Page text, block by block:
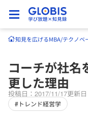
知見を広げるMBA/テクノベ
コーチが社名
更した理由
投稿日：2017/11/17更新
#トレンド経営学